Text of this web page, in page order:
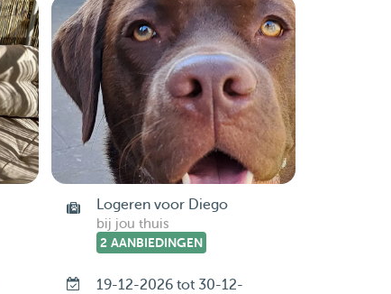
Logeren voor Diego
bij jou thuis
2 AANBIEDINGEN
19-12-2026 tot 30-12-